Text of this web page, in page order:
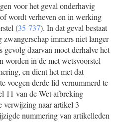
voor het geval onderhavig
wordt verheven en in werking
(35 737). In dat geval bestaat
immers niet langer
daarvan moet derhalve het
worden in de met wetsvoorstel
en dient het met dat
voegen derde lid vernummerd te
11 van de Wet afbreking
verwijzing naar artikel 3
nummering van artikelleden